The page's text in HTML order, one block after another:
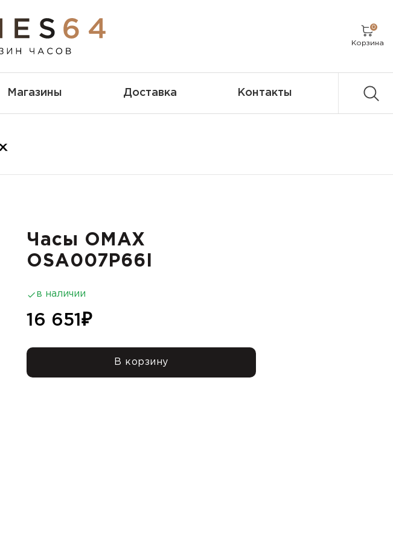
0
Корзина
Магазины Доставка Контакты
Часы OMAX
OSA007P66I
в наличии
16 651 ₽
В корзину